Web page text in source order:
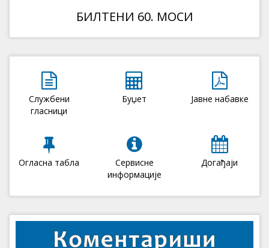
БИЛТЕНИ 60. МОСИ
Службени
гласници
Буџет Јавне набавке
Огласна табла
Сервисне
информације
Догађаји